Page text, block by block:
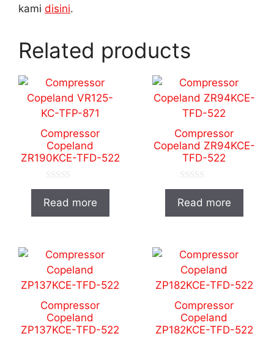
kami disini.
Related products
Compressor
Copeland
ZR190KCE-TFD-522
0
o
u
Read more
Compressor
Copeland ZR94KCE-
TFD-522
0
o
u
Read more
Compressor
Copeland
ZP137KCE-TFD-522
Compressor
Copeland
ZP182KCE-TFD-522